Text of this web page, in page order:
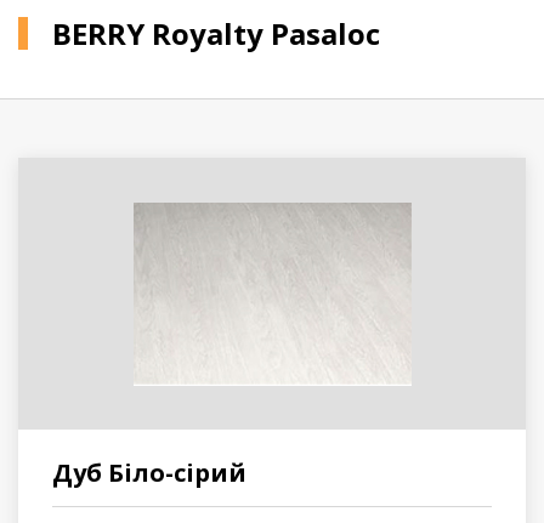
BERRY Royalty Pasaloc
Дуб Біло-сірий
Ламінат
Вінілове покриття